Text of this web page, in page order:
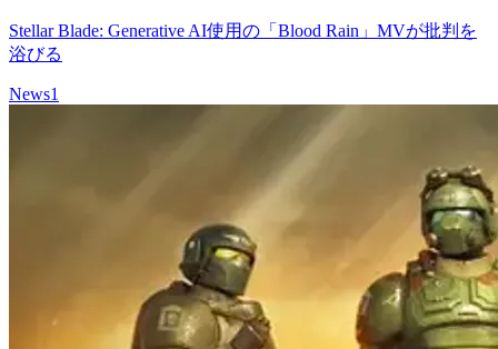
Stellar Blade: Generative AI使用の「Blood Rain」MVが批判を
浴びる
News1